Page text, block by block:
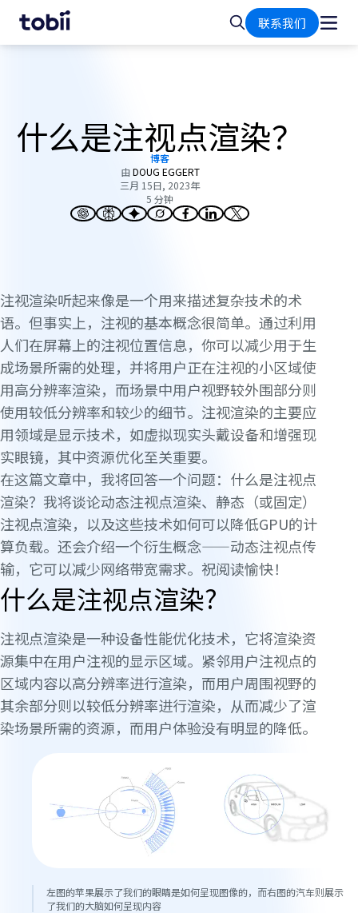
页
搜
索
联系我们
什么是注视点渲染？
博客
由 DOUG EGGERT
三月 15日, 2023年
5 分钟
注视渲染听起来像是一个用来描述复杂技术的术
语。但事实上，注视的基本概念很简单。通过利用
人们在屏幕上的注视位置信息，你可以减少用于生
成场景所需的处理，并将用户正在注视的小区域使
用高分辨率渲染，而场景中用户视野较外围部分则
使用较低分辨率和较少的细节。注视渲染的主要应
用领域是显示技术，如虚拟现实头戴设备和增强现
实眼镜，其中资源优化至关重要。
在这篇文章中，我将回答一个问题：什么是注视点
渲染？我将谈论动态注视点渲染、静态（或固定）
注视点渲染，以及这些技术如何可以降低GPU的计
算负载。还会介绍一个衍生概念——动态注视点传
输，它可以减少网络带宽需求。祝阅读愉快！
什么是注视点渲染?
注视点渲染是一种设备性能优化技术，它将渲染资
源集中在用户注视的显示区域。紧邻用户注视点的
区域内容以高分辨率进行渲染，而用户周围视野的
其余部分则以较低分辨率进行渲染，从而减少了渲
染场景所需的资源，而用户体验没有明显的降低。
左图的苹果展示了我们的眼睛是如何呈现图像的，而右图的汽车则展示
了我们的大脑如何呈现内容